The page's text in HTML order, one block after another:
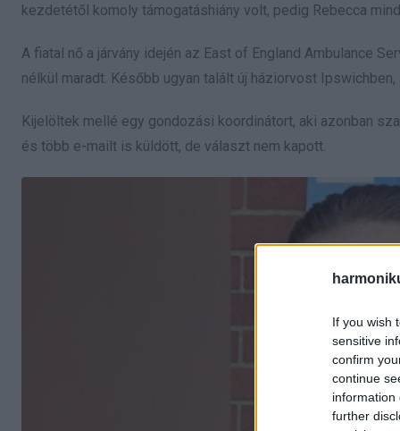
If you wish
sensitive
confirm
continue
information
further
kezdetétől komoly támogatáshiány volt, pedig Rebecca
A fiatal nő a járvány idején az East of England Ambulance
nélkül maradt. Később ugyan talált új háziorvost
Kijelöltek mellé egy gondozási koordinátort, aki azonban
és több e-mailt is küldött, de választ nem kapott.